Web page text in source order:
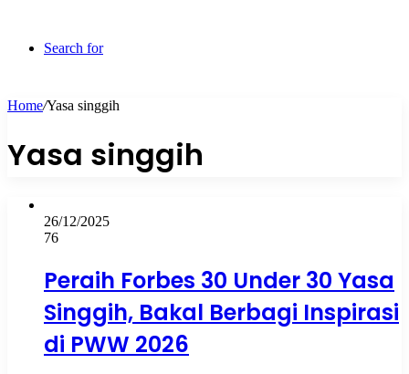
Search for
Home/Yasa singgih
Yasa singgih
26/12/2025
76
Peraih Forbes 30 Under 30 Yasa
Singgih, Bakal Berbagi Inspirasi
di PWW 2026